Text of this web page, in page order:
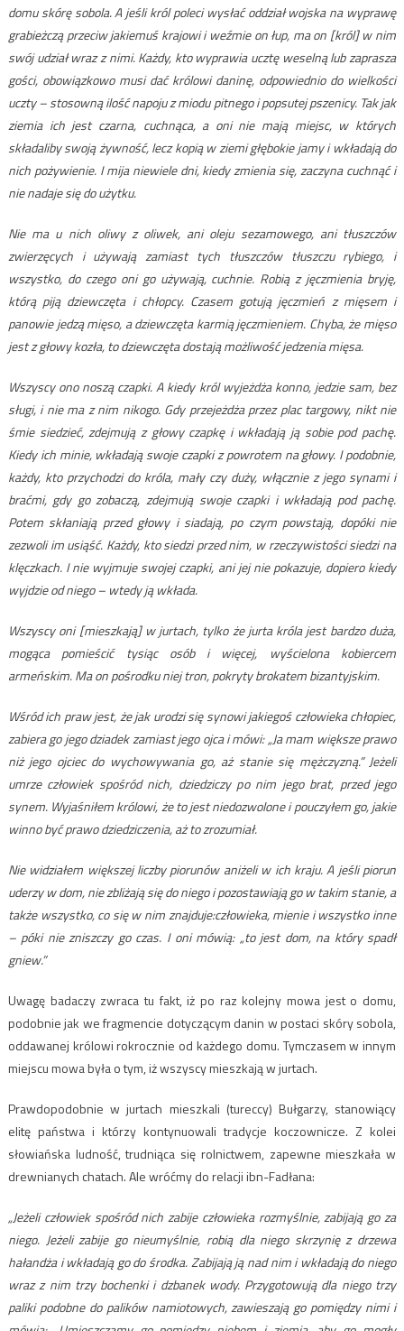
domu skórę sobola. A jeśli król poleci wysłać oddział wojska na wyprawę
grabieżczą przeciw jakiemuś krajowi i weźmie on łup, ma on [król] w nim
swój udział wraz z nimi. Każdy, kto wyprawia ucztę weselną lub zaprasza
gości, obowiązkowo musi dać królowi daninę, odpowiednio do wielkości
uczty – stosowną ilość napoju z miodu pitnego i popsutej pszenicy. Tak jak
ziemia ich jest czarna, cuchnąca, a oni nie mają miejsc, w których
składaliby swoją żywność, lecz kopią w ziemi głębokie jamy i wkładają do
nich pożywienie. I mija niewiele dni, kiedy zmienia się, zaczyna cuchnąć i
nie nadaje się do użytku.
Nie ma u nich oliwy z oliwek, ani oleju sezamowego, ani tłuszczów
zwierzęcych i używają zamiast tych tłuszczów tłuszczu rybiego, i
wszystko, do czego oni go używają, cuchnie. Robią z jęczmienia bryję,
którą piją dziewczęta i chłopcy. Czasem gotują jęczmień z mięsem i
panowie jedzą mięso, a dziewczęta karmią jęczmieniem. Chyba, że mięso
jest z głowy kozła, to dziewczęta dostają możliwość jedzenia mięsa.
Wszyscy ono noszą czapki. A kiedy król wyjeżdża konno, jedzie sam, bez
sługi, i nie ma z nim nikogo. Gdy przejeżdża przez plac targowy, nikt nie
śmie siedzieć, zdejmują z głowy czapkę i wkładają ją sobie pod pachę.
Kiedy ich minie, wkładają swoje czapki z powrotem na głowy. I podobnie,
każdy, kto przychodzi do króla, mały czy duży, włącznie z jego synami i
braćmi, gdy go zobaczą, zdejmują swoje czapki i wkładają pod pachę.
Potem skłaniają przed głowy i siadają, po czym powstają, dopóki nie
zezwoli im usiąść. Każdy, kto siedzi przed nim, w rzeczywistości siedzi na
klęczkach. I nie wyjmuje swojej czapki, ani jej nie pokazuje, dopiero kiedy
wyjdzie od niego – wtedy ją wkłada.
Wszyscy oni [mieszkają] w jurtach, tylko że jurta króla jest bardzo duża,
mogąca pomieścić tysiąc osób i więcej, wyścielona kobiercem
armeńskim. Ma on pośrodku niej tron, pokryty brokatem bizantyjskim.
Wśród ich praw jest, że jak urodzi się synowi jakiegoś człowieka chłopiec,
zabiera go jego dziadek zamiast jego ojca i mówi: „Ja mam większe prawo
niż jego ojciec do wychowywania go, aż stanie się mężczyzną.” Jeżeli
umrze człowiek spośród nich, dziedziczy po nim jego brat, przed jego
synem. Wyjaśniłem królowi, że to jest niedozwolone i pouczyłem go, jakie
winno być prawo dziedziczenia, aż to zrozumiał.
Nie widziałem większej liczby piorunów aniżeli w ich kraju. A jeśli piorun
uderzy w dom, nie zbliżają się do niego i pozostawiają go w takim stanie, a
także wszystko, co się w nim znajduje:człowieka, mienie i wszystko inne
– póki nie zniszczy go czas. I oni mówią: „to jest dom, na który spadł
gniew.”
Uwagę badaczy zwraca tu fakt, iż po raz kolejny mowa jest o domu,
podobnie jak we fragmencie dotyczącym danin w postaci skóry sobola,
oddawanej królowi rokrocznie od każdego domu. Tymczasem w innym
miejscu mowa była o tym, iż wszyscy mieszkają w jurtach.
Prawdopodobnie w jurtach mieszkali (tureccy) Bułgarzy, stanowiący
elitę państwa i którzy kontynuowali tradycje koczownicze. Z kolei
słowiańska ludność, trudniąca się rolnictwem, zapewne mieszkała w
drewnianych chatach. Ale wróćmy do relacji ibn-Fadłana:
„Jeżeli człowiek spośród nich zabije człowieka rozmyślnie, zabijają go za
niego. Jeżeli zabije go nieumyślnie, robią dla niego skrzynię z drzewa
hałandża i wkładają go do środka. Zabijają ją nad nim i wkładają do niego
wraz z nim trzy bochenki i dzbanek wody. Przygotowują dla niego trzy
paliki podobne do palików namiotowych, zawieszają go pomiędzy nimi i